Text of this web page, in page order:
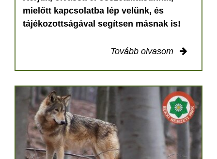
mielőtt kapcsolatba lép velünk, és
tájékozottságával segítsen másnak is!
Tovább olvasom